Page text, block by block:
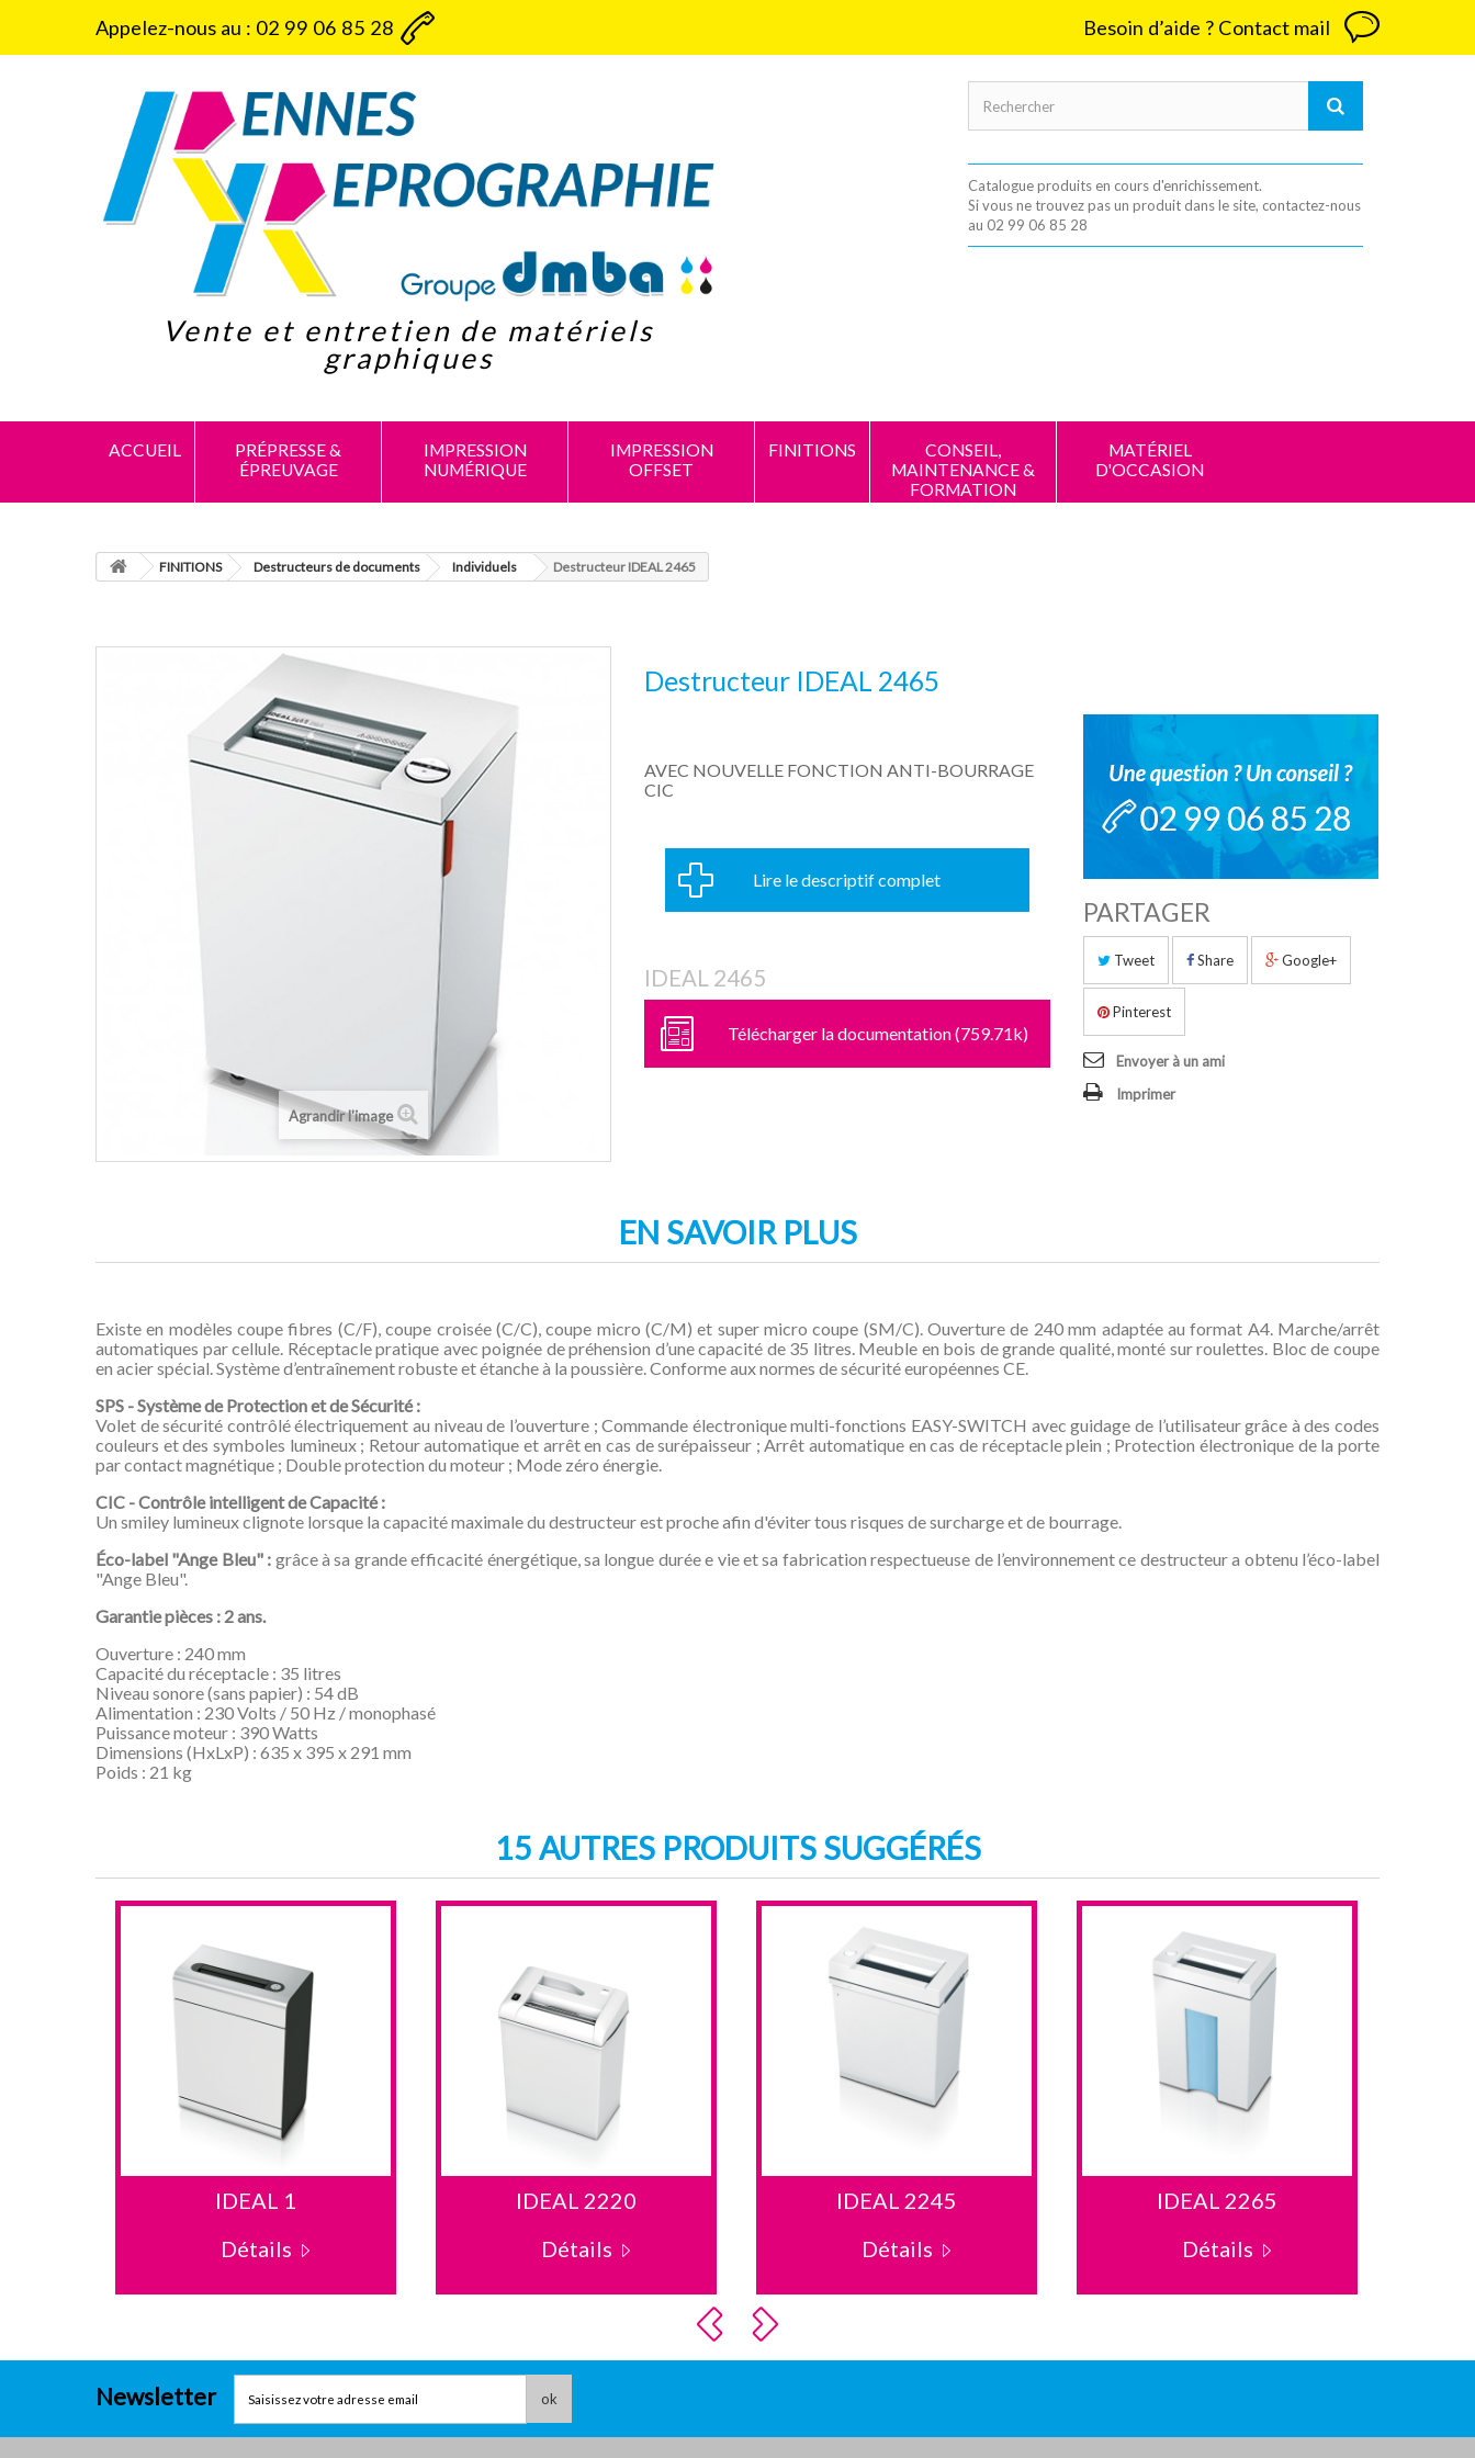
Besoin d’aide ? Contact mail
Appelez-nous au : 02 99 06 85 28
Catalogue produits en cours d'enrichissement.
Si vous ne trouvez pas un produit dans le site, contactez-nous
au 02 99 06 85 28
Vente et entretien de matériels
graphiques
ACCUEIL
PRÉPRESSE &
ÉPREUVAGE
IMPRESSION
NUMÉRIQUE
IMPRESSION
OFFSET
FINITIONS
CONSEIL,
MAINTENANCE &
FORMATION
MATÉRIEL
D'OCCASION
FINITIONS Destructeurs de documents Individuels Destructeur IDEAL 2465
Agrandir l'image
Destructeur IDEAL 2465
AVEC NOUVELLE FONCTION ANTI-BOURRAGE
CIC
Lire le descriptif complet
IDEAL 2465
Télécharger la documentation (759.71k)
PARTAGER
Tweet Share Google+
Pinterest
Envoyer à un ami
Imprimer
EN SAVOIR PLUS
Existe en modèles coupe fibres (C/F), coupe croisée (C/C), coupe micro (C/M) et super micro coupe (SM/C). Ouverture de 240 mm adaptée au format A4. Marche/arrêt
automatiques par cellule. Réceptacle pratique avec poignée de préhension d’une capacité de 35 litres. Meuble en bois de grande qualité, monté sur roulettes. Bloc de coupe
en acier spécial. Système d’entraînement robuste et étanche à la poussière. Conforme aux normes de sécurité européennes CE.
SPS - Système de Protection et de Sécurité :
Volet de sécurité contrôlé électriquement au niveau de l’ouverture ; Commande électronique multi-fonctions EASY-SWITCH avec guidage de l’utilisateur grâce à des codes
couleurs et des symboles lumineux ; Retour automatique et arrêt en cas de surépaisseur ; Arrêt automatique en cas de réceptacle plein ; Protection électronique de la porte
par contact magnétique ; Double protection du moteur ; Mode zéro énergie.
CIC - Contrôle intelligent de Capacité :
Un smiley lumineux clignote lorsque la capacité maximale du destructeur est proche afin d'éviter tous risques de surcharge et de bourrage.
Éco-label "Ange Bleu" : grâce à sa grande efficacité énergétique, sa longue durée e vie et sa fabrication respectueuse de l’environnement ce destructeur a obtenu l’éco-label
"Ange Bleu".
Garantie pièces : 2 ans.
Ouverture : 240 mm
Capacité du réceptacle : 35 litres
Niveau sonore (sans papier) : 54 dB
Alimentation : 230 Volts / 50 Hz / monophasé
Puissance moteur : 390 Watts
Dimensions (HxLxP) : 635 x 395 x 291 mm
Poids : 21 kg
15 AUTRES PRODUITS SUGGÉRÉS
IDEAL 1
Détails
IDEAL 2220
Détails
IDEAL 2245
Détails
IDEAL 2265
Détails
Newsletter ok